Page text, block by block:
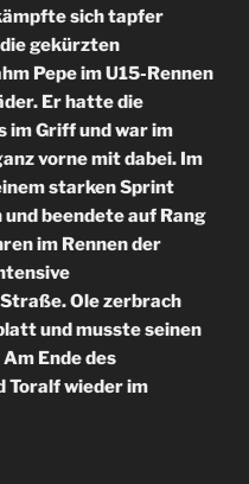
sich tapfer
gekürzten
Pepe im U15-Rennen
Er hatte die
im Griff und war im
vorne mit dabei. Im
starken Sprint
beendete auf Rang
im Rennen der
Ole zerbrach
und musste seinen
Ende des
Toralf wieder im